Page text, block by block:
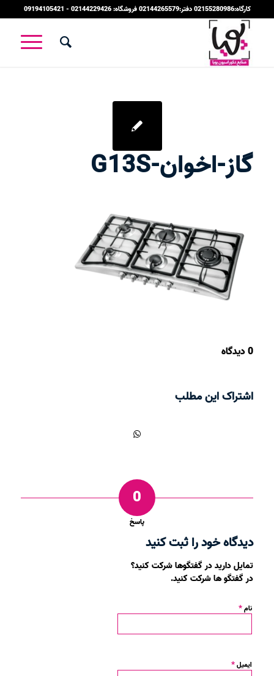
کارگاه:02155280986 دفتر:02144265579 فروشگاه: 02144229426 - 09194105421
گاز-اخوان-G13S
0 دیدگاه
اشتراک این مطلب
0
پاسخ
دیدگاه خود را ثبت کنید
تمایل دارید در گفتگوها شرکت کنید؟
در گفتگو ها شرکت کنید.
نام*
ایمیل*